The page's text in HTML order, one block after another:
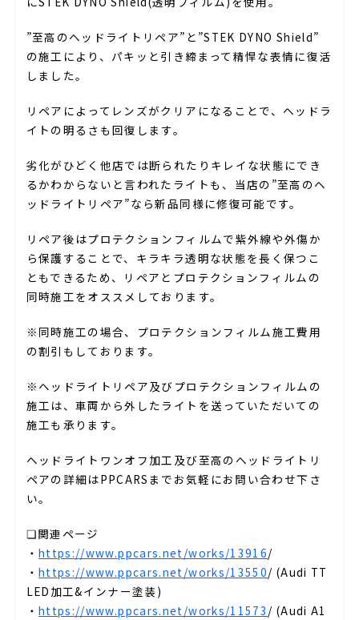
”至高のヘッドライトリペア”と”STEK DYNO Shield”
の施工により、パキッと引き締まって精悍な表情に復活
しました。
リペアによってレンズがクリアになることで、ヘッドラ
イトの明るさも回復します。
劣化がひどく他店では断られたりキレイな状態にでき
るかわからないと言われたライトも、当店の”至高のヘ
ッドライトリペア”なら新品同様に修復可能です。
リペア後はプロテクションフィルムで紫外線や外傷か
ら保護することで、キラキラ透明な状態を長く保つこ
ともできるため、リペアとプロテクションフィルムの
同時施工をオススメしております。
※同時施工の場合、プロテクションフィルム施工費用
の割引もしております。
※ヘッドライトリペア及びプロテクションフィルムの
施工は、車両から外したライトを送っていただいての
施工も承ります。
ヘッドライトワンオフ加工及び至高のヘッドライトリ
ペアの詳細はPPCARSまでお気軽にお問い合わせ下さ
い。
❏関連ページ
・ https://www.ppcars.net/works/13916/
・ https://www.ppcars.net/works/13550/ (Audi TT
LED加工&インナー塗装)
・ https://www.ppcars.net/works/11573 / (Audi A1